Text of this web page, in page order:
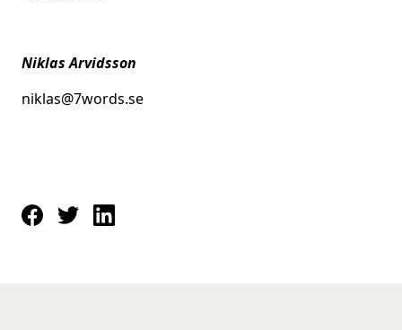
Niklas Arvidsson
niklas@7words.se